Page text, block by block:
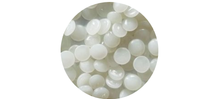
REPEBO 7000 (HDPE)
HDPE FÜR EXTRUSION